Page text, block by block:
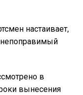
настаивает,
непоправимый
в
вынесения